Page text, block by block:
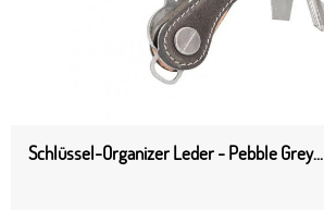
Schlüssel-Organizer Leder - Pebble Grey...